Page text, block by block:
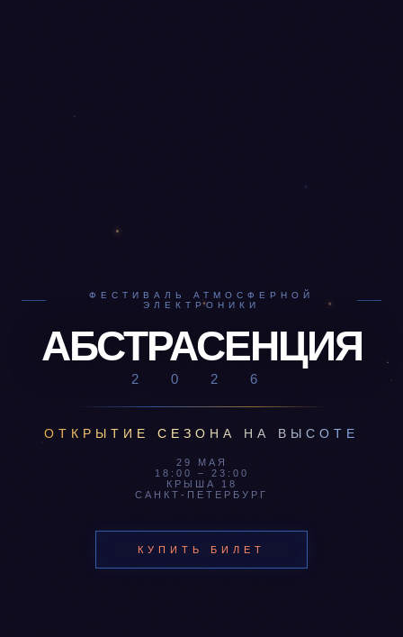
ФЕСТИВАЛЬ АТМОСФЕРНОЙ
ЭЛЕКТРОНИКИ
АБСТРАСЕНЦИЯ
2 0 2 6
ОТКРЫТИЕ СЕЗОНА НА ВЫСОТЕ
29 МАЯ
18:00 – 23:00
КРЫША 18
САНКТ-ПЕТЕРБУРГ
КУПИТЬ БИЛЕТ